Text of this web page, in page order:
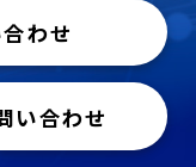
わせ
い合わせ